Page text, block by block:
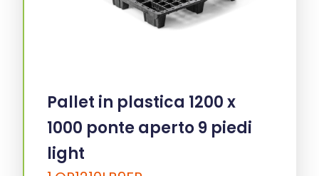
Pallet in plastica 1200 x
1000 ponte aperto 9 piedi
light